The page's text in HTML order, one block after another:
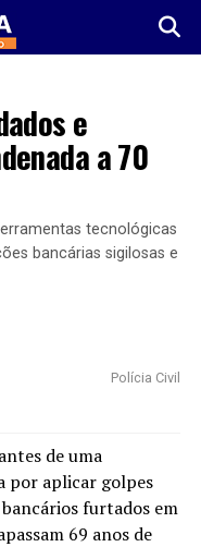
e
a 70
tecnológicas
bancárias sigilosas e
Polícia Civil
de uma
por aplicar golpes
furtados em
69 anos de